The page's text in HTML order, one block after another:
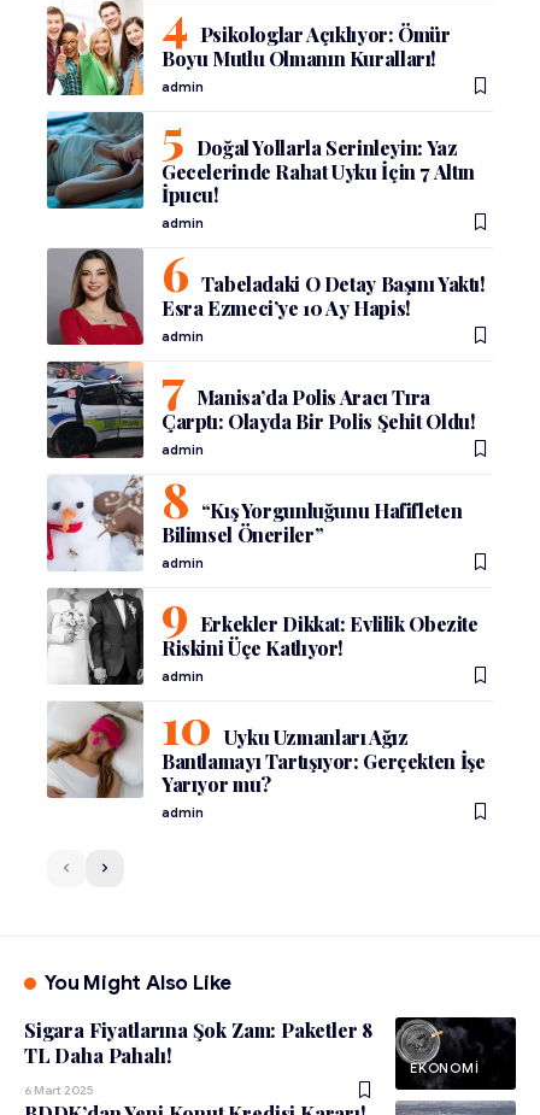
Psikologlar Açıklıyor: Ömür
Boyu Mutlu Olmanın Kuralları!
admin
Doğal Yollarla Serinleyin: Yaz
Gecelerinde Rahat Uyku İçin 7 Altın
İpucu!
admin
Tabeladaki O Detay Başını Yaktı!
Esra Ezmeci’ye 10 Ay Hapis!
admin
Manisa’da Polis Aracı Tıra
Çarptı: Olayda Bir Polis Şehit Oldu!
admin
“Kış Yorgunluğunu Hafifleten
Bilimsel Öneriler”
admin
Erkekler Dikkat: Evlilik Obezite
Riskini Üçe Katlıyor!
admin
Uyku Uzmanları Ağız
Bantlamayı Tartışıyor: Gerçekten İşe
Yarıyor mu?
admin
You Might Also Like
EKONOMI
Sigara Fiyatlarına Şok Zam: Paketler 8
TL Daha Pahalı!
6 Mart 2025